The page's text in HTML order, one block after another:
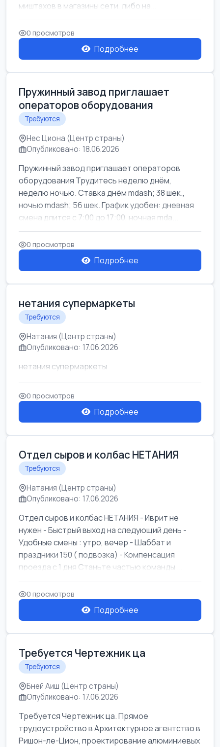
миштахов в магазины сети, либо на...
0 просмотров
Подробнее
Пружинный завод приглашает
операторов оборудования
Требуются
Нес Циона (Центр страны)
Опубликовано: 18.06.2026
Пружинный завод приглашает операторов
оборудования Трудитесь неделю днём,
неделю ночью. Ставка днём mdash; 38 шек.,
ночью mdash; 56 шек. График удобен: дневная
смена длится с 7:00 до 17:00, ночная mda...
0 просмотров
Подробнее
нетания супермаркеты
Требуются
Натания (Центр страны)
Опубликовано: 17.06.2026
нетания супермаркеты
0 просмотров
Подробнее
Отдел сыров и колбас НЕТАНИЯ
Требуются
Натания (Центр страны)
Опубликовано: 17.06.2026
Отдел сыров и колбас НЕТАНИЯ - Иврит не
нужен - Быстрый выход на следующий день -
Удобные смены : утро, вечер - Шаббат и
праздники 150 ( подвозка) - Компенсация
проезда с 1 дня Станьте частью команды ...
0 просмотров
Подробнее
Требуется Чертежник ца
Требуются
Бней Аиш (Центр страны)
Опубликовано: 17.06.2026
Требуется Чертежник ца. Прямое
трудоустройство в Архитектурное агентство в
Ришон-ле-Цион, проектирование алюминиевых